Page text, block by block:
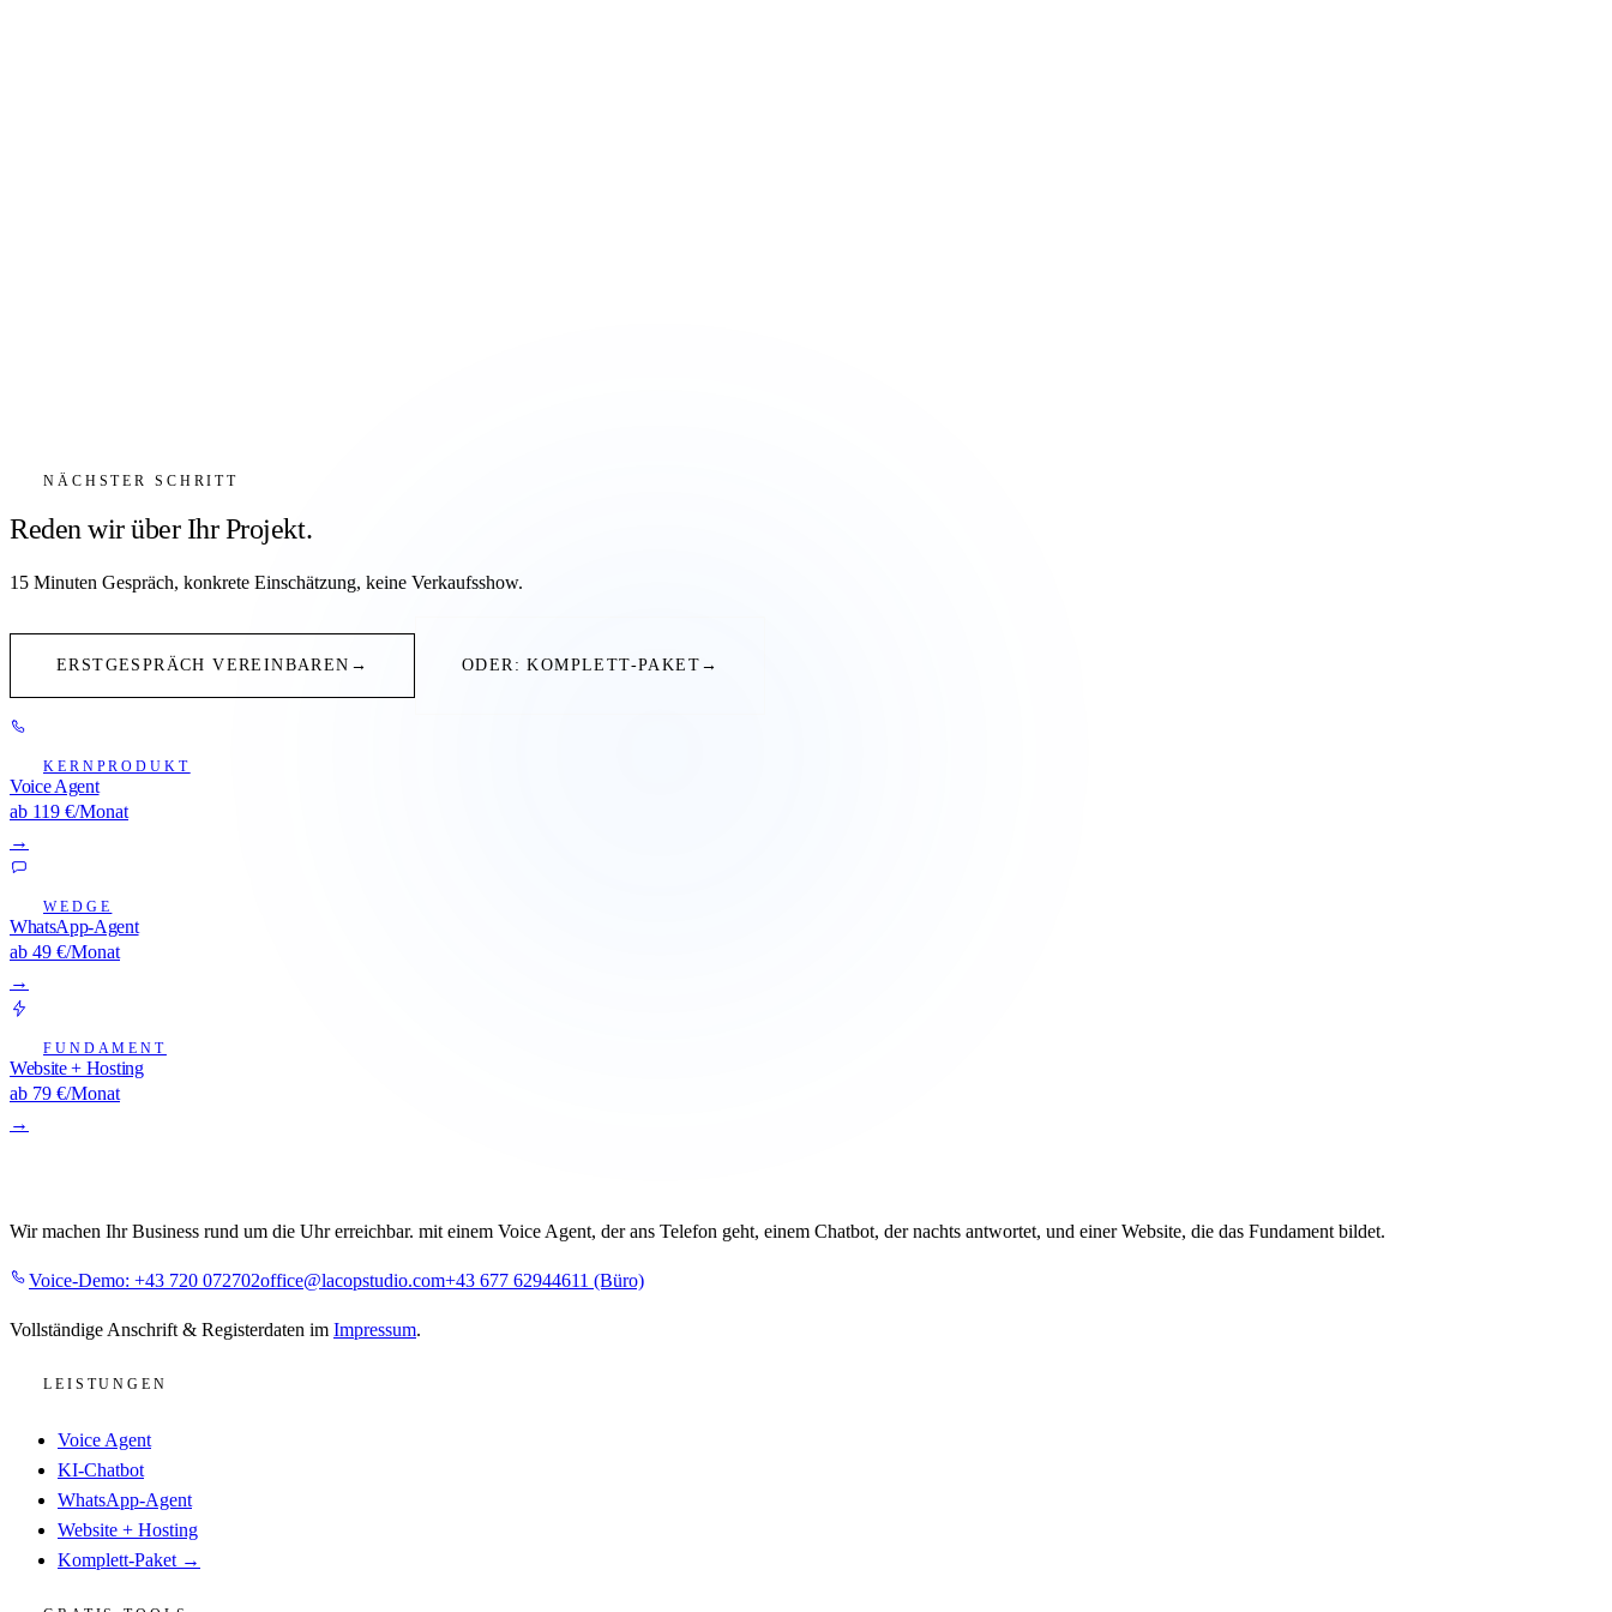
NÄCHSTER SCHRITT
Reden wir über Ihr Projekt.
15 Minuten Gespräch, konkrete Einschätzung, keine Verkaufsshow.
ERSTGESPRÄCH VEREINBAREN ODER: KOMPLETT-PAKET
KERNPRODUKT
Voice Agent
ab 119 €/Monat
WEDGE
WhatsApp-Agent
ab 49 €/Monat
FUNDAMENT
Website + Hosting
ab 79 €/Monat
Wir machen Ihr Business rund um die Uhr erreichbar. mit einem Voice Agent, der ans Telefon geht, einem Chatbot, der nachts antwortet, und einer Website, die das Fundament bildet.
Voice-Demo: +43 720 072702office@lacopstudio.com +43 677 62944611 (Büro)
Vollständige Anschrift & Registerdaten im Impressum
LEISTUNGEN
Voice Agent
KI-Chatbot
WhatsApp-Agent
Website + Hosting
Komplett-Paket →
GRATIS-TOOLS